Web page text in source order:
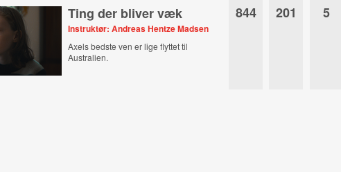
Ting der bliver væk
Instruktør: Andreas Hentze Madsen
Axels bedste ven er lige flyttet til
Australien.
844 201 5